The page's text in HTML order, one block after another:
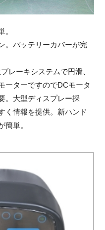
。
。バッテリーカバーが完
レーキシステムで円滑、
ーターですのでDCモータ
。大型ディスプレー採
く情報を提供。新ハンド
簡単。